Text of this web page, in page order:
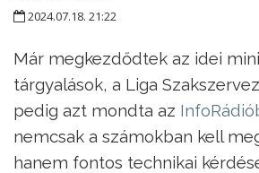
2024.07.18. 21:22
Már megkezdődtek az idei
tárgyalások, a Liga
pedig azt mondta az
nemcsak a számokban kell
hanem fontos technikai